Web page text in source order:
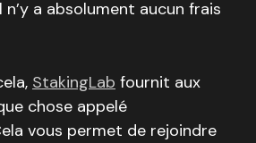
a absolument aucun frais
StakingLab fournit aux
chose appelé
vous permet de rejoindre